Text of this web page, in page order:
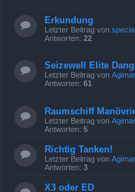
Erkundung
Letzter Beitrag von
Antworten: 22
Seizewell Elite
Letzter Beitrag von
Antworten: 61
Raumschiff
Letzter Beitrag von
Antworten: 5
Richtig Tanken!
Letzter Beitrag von
Antworten: 3
X3 oder ED